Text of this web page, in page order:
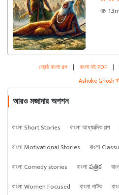
1.3m
শ্রেষ্ঠ বাংলা গল্প | বাংলা বই PDF |
Ashoke Ghosh
আরও মজাদার অপশন
বাংলা Short Stories বাংলা আধ্যাত্মিক গল্প
বাংলা Motivational Stories
বাংলা
বাংলা Comedy stories
বাংলা పత్రిక
বাংলা Women Focused
বাংলা নাটক